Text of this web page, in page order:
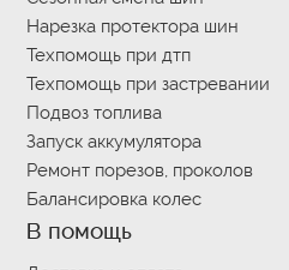
Нарезка протектора шин
Техпомощь при дтп
Техпомощь при застревании
Подвоз топлива
Запуск аккумулятора
Ремонт порезов, проколов
Балансировка колес
В помощь